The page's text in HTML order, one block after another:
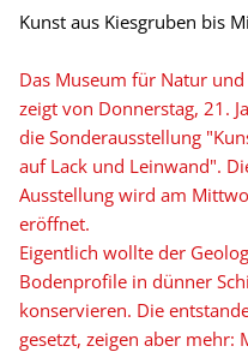
Kunst aus Kiesgruben bis
Das Museum für Natur
zeigt von Donnerstag, 21.
die Sonderausstellung
auf Lack und Leinwand".
Ausstellung wird am
eröffnet.
Eigentlich wollte der
Bodenprofile in dünner
konservieren. Die
gesetzt, zeigen aber mehr: